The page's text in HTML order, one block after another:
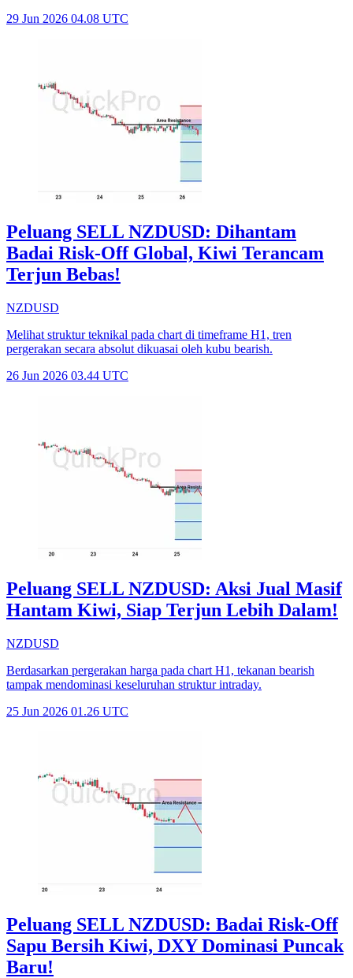
29 Jun 2026 04.08 UTC
Peluang SELL NZDUSD: Dihantam
Badai Risk-Off Global, Kiwi Terancam
Terjun Bebas!
NZDUSD
Melihat struktur teknikal pada chart di timeframe H1, tren
pergerakan secara absolut dikuasai oleh kubu bearish.
26 Jun 2026 03.44 UTC
Peluang SELL NZDUSD: Aksi Jual Masif
Hantam Kiwi, Siap Terjun Lebih Dalam!
NZDUSD
Berdasarkan pergerakan harga pada chart H1, tekanan bearish
tampak mendominasi keseluruhan struktur intraday.
25 Jun 2026 01.26 UTC
Peluang SELL NZDUSD: Badai Risk-Off
Sapu Bersih Kiwi, DXY Dominasi Puncak
Baru!